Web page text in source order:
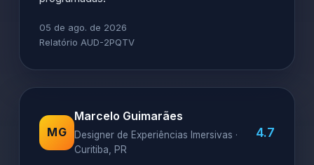
05 de ago. de 2026
Relatório AUD-2PQTV
MG
Marcelo Guimarães
Designer de Experiências Imersivas ·
Curitiba, PR
4.7